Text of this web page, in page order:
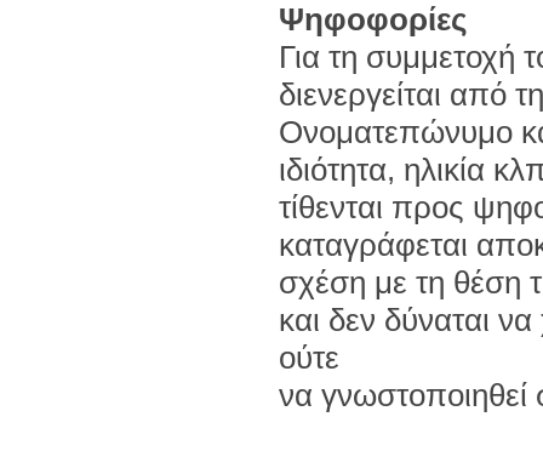
Ψηφοφορίες
Για τη συμμετοχή
διενεργείται από
Ονοματεπώνυμο
ιδιότητα, ηλικία
τίθενται προς
καταγράφεται
σχέση με τη θέση
και δεν δύναται
ούτε
να γνωστοποιηθεί